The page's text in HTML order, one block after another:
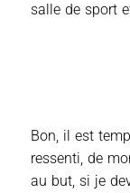
salle de sport
Bon, il est
ressenti, de
au but, si je